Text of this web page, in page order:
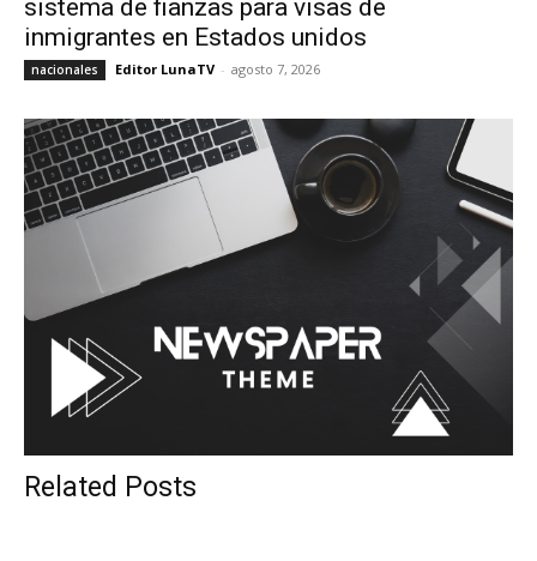
sistema de fianzas para visas de
inmigrantes en Estados unidos
nacionales Editor LunaTV - agosto 7, 2026
Related Posts